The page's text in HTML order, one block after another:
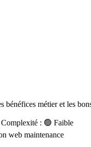
bénéfices métier et les
Complexité : 🟢 Faible
web maintenance